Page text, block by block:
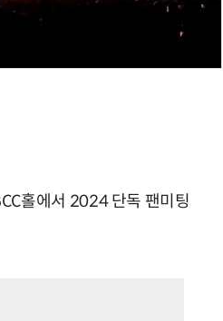
홀에서 2024 단독 팬미팅